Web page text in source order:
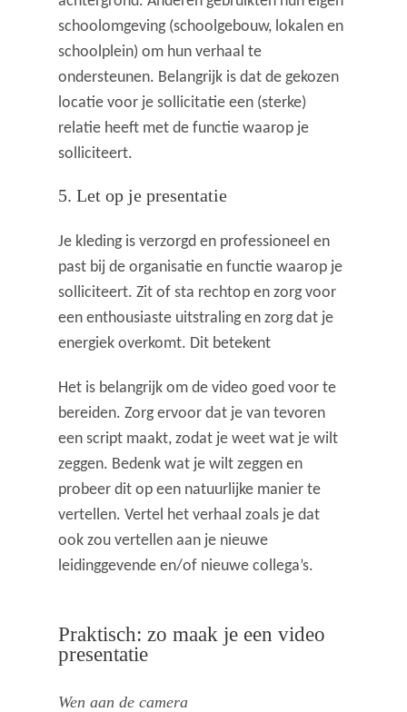
schoolomgeving (schoolgebouw, lokalen en
schoolplein) om hun verhaal te
ondersteunen. Belangrijk is dat de gekozen
locatie voor je sollicitatie een (sterke)
relatie heeft met de functie waarop je
solliciteert.
5. Let op je presentatie
Je kleding is verzorgd en professioneel en
past bij de organisatie en functie waarop je
solliciteert. Zit of sta rechtop en zorg voor
een enthousiaste uitstraling en zorg dat je
energiek overkomt. Dit betekent
Het is belangrijk om de video goed voor te
bereiden. Zorg ervoor dat je van tevoren
een script maakt, zodat je weet wat je wilt
zeggen. Bedenk wat je wilt zeggen en
probeer dit op een natuurlijke manier te
vertellen. Vertel het verhaal zoals je dat
ook zou vertellen aan je nieuwe
leidinggevende en/of nieuwe collega’s.
Praktisch: zo maak je een video
presentatie
Wen aan de camera